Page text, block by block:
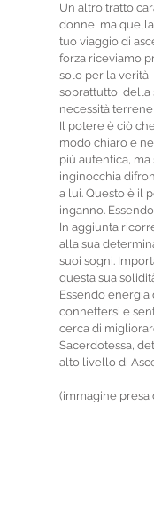
Un altro tratto
donne, ma
tuo viaggio di
forza riceviamo
solo per la
soprattutto, della
necessità
Il potere è ciò
modo chiaro e
più autentica,
inginocchia
a lui. Questo è il
inganno.
In aggiunta
alla sua
suoi sogni.
questa sua
Essendo
connettersi e
cerca di
Sacerdotessa,
alto livello di
(immagine presa